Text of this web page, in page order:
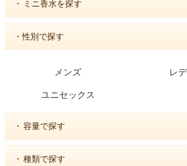
・ ミニ香水を探す
・性別で探す
メンズ レ
ユニセックス
・ 容量で探す
・ 種類で探す